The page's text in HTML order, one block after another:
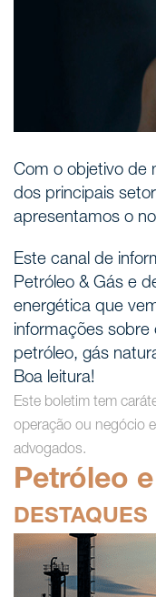
Com o objetivo de
dos principais
apresentamos o
Este canal de
Petróleo & Gás e
energética que
informações sobre
petróleo, gás
Boa leitura!
Este boletim tem
operação ou negócio
advogados.
Petróleo
DESTAQUES